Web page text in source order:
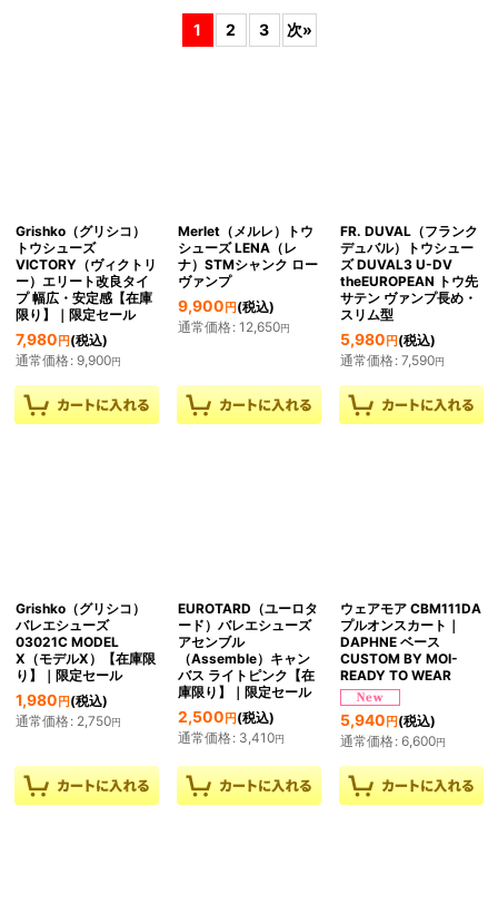
1 2 3 次»
Grishko（グリシコ）
トウシューズ
VICTORY（ヴィクトリ
ー）エリート改良タイ
プ 幅広・安定感【在庫
限り】｜限定セール
7,980 円 (税込)
通常価格: 9,900円
Merlet（メルレ）トウ
シューズ LENA（レ
ナ）STMシャンク ロー
ヴァンプ
9,900 円(税込)
通常価格: 12,650円
FR. DUVAL（フランク
デュバル）トウシュー
ズ DUVAL3 U-DV
theEUROPEAN トウ先
サテン ヴァンプ長め・
スリム型
5,980 円(税込)
通常価格: 7,590円
Grishko（グリシコ）
バレエシューズ
03021C MODEL
X（モデルX）【在庫限
り】｜限定セール
1,980 円 (税込)
通常価格: 2,750円
EUROTARD（ユーロタ
ード）バレエシューズ
アセンブル
（Assemble）キャン
バス ライトピンク【在
庫限り】｜限定セール
2,500 円(税込)
通常価格: 3,410円
ウェアモア CBM111DA
プルオンスカート｜
DAPHNE ベース
CUSTOM BY MOI-
READY TO WEAR
5,940 円(税込)
通常価格: 6,600円